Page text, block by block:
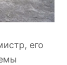
его